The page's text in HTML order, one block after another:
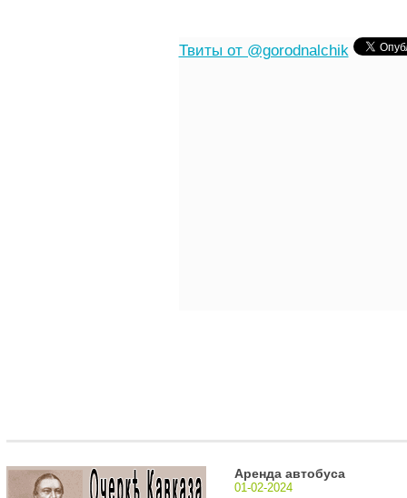
Твиты от @gorodnalchik
Аренда автобуса
01-02-2024